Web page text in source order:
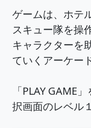
ゲームは、ホテ
スキュー隊を操
キャラクターを
ていくアーケー
「PLAY GAME
択画面のレベル